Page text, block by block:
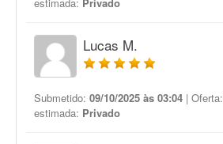
Lucas M.
Submetido: 09/10/2025 às 03:04 | Oferta:
estimada: Privado